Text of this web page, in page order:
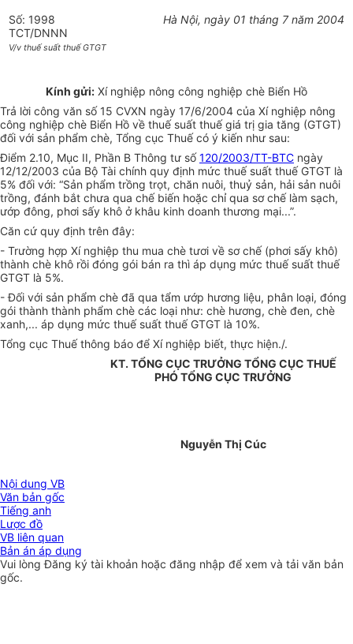
Số: 1998
TCT/DNNN
V/v thuế suất thuế GTGT
Hà Nội, ngày 01 tháng 7 năm 2004
Kính gửi: Xí nghiệp nông công nghiệp chè Biển Hồ
Trả lời công văn số 15 CVXN ngày 17/6/2004 của Xí nghiệp nông
công nghiệp chè Biển Hồ về thuế suất thuế giá trị gia tăng (GTGT)
đối với sản phẩm chè, Tổng cục Thuế có ý kiến như sau:
Điểm 2.10, Mục II, Phần B Thông tư số120/2003/TT-BTC ngày
12/12/2003 của Bộ Tài chính quy định mức thuế suất thuế GTGT là
5% đối với: “Sản phẩm trồng trọt, chăn nuôi, thuỷ sản, hải sản nuôi
trồng, đánh bắt chưa qua chế biến hoặc chỉ qua sơ chế làm sạch,
ướp đông, phơi sấy khô ở khâu kinh doanh thương mại...”.
Căn cứ quy định trên đây:
- Trường hợp Xí nghiệp thu mua chè tươi về sơ chế (phơi sấy khô)
thành chè khô rồi đóng gói bán ra thì áp dụng mức thuế suất thuế
GTGT là 5%.
- Đối với sản phẩm chè đã qua tẩm ướp hương liệu, phân loại, đóng
gói thành thành phẩm chè các loại như: chè hương, chè đen, chè
xanh,... áp dụng mức thuế suất thuế GTGT là 10%.
Tổng cục Thuế thông báo để Xí nghiệp biết, thực hiện./.
KT. TỔNG CỤC TRƯỞNG TỔNG CỤC THUẾ
PHÓ TỔNG CỤC TRƯỞNG
Nguyễn Thị Cúc
Nội dung VB
Văn bản gốc
Tiếng anh
Lược đồ
VB liên quan
Bản án áp dụng
Vui lòngĐăng ký tài khoản hoặc đăng nhập để xem và tải văn bản
gốc.